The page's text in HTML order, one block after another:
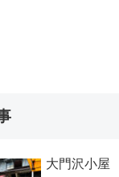
大門沢小屋